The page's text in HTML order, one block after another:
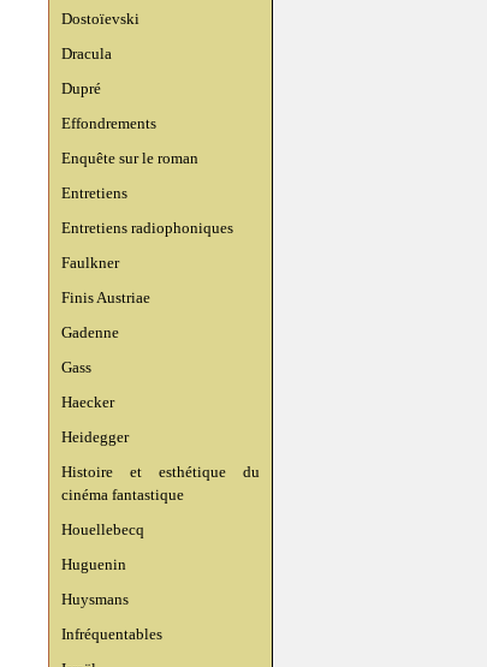
Dostoïevski
Dracula
Dupré
Effondrements
Enquête sur le roman
Entretiens
Entretiens radiophoniques
Faulkner
Finis Austriae
Gadenne
Gass
Haecker
Heidegger
Histoire et esthétique du
cinéma fantastique
Houellebecq
Huguenin
Huysmans
Infréquentables